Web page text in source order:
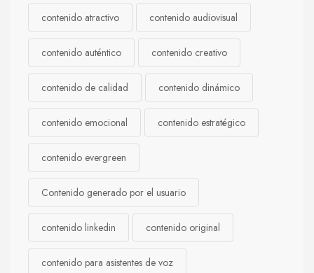
contenido atractivo contenido audiovisual
contenido auténtico contenido creativo
contenido de calidad contenido dinámico
contenido emocional contenido estratégico
contenido evergreen
Contenido generado por el usuario
contenido linkedin contenido original
contenido para asistentes de voz